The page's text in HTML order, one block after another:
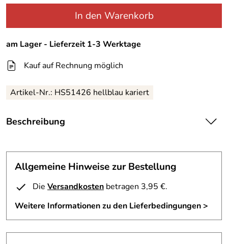
In den Warenkorb
am Lager - Lieferzeit 1-3 Werktage
Kauf auf Rechnung möglich
Artikel-Nr.: HS51426 hellblau kariert
Beschreibung
ausgezeichneten Tragekomfort durch hohe
Wasserdampfdurchlässigkeit und Funktionalität. Das
bedeutet dass Schweiß sofort von innen nach außen
transortiert wird, während die Außenseite durch das
Allgemeine Hinweise zur Bestellung
Die Versandkosten betragen 3,95 €.
Weitere Informationen zu den Lieferbedingungen >